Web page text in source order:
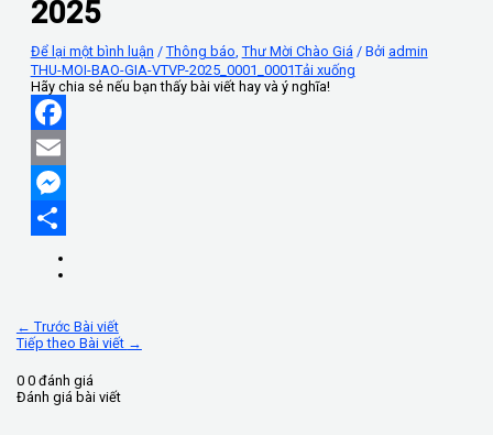
2025
Để lại một bình luận / Thông báo Thư Mời Chào Giá / Bởi admin
THU-MOI-BAO-GIA-VTVP-2025_0001_0001Tải xuống
Hãy chia sẻ nếu bạn thấy bài viết hay và ý nghĩa!
Facebook
Email
Messenger
← Trước Bài viết
Tiếp theo Bài viết →
0 0 đánh giá
Đánh giá bài viết